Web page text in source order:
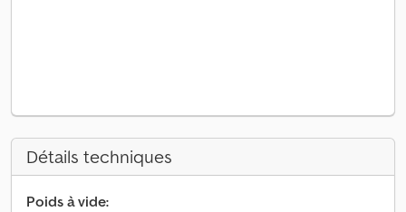
Détails techniques
Poids à vide: